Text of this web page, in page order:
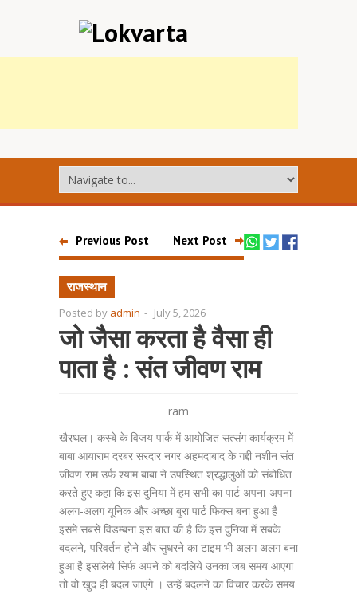
Previous Post Next Post
राजस्थान
Posted by admin - July 5, 2026
जो जैसा करता है वैसा ही
पाता है : संत जीवण राम
ram
खैरथल। कस्बे के विजय पार्क में आयोजित सत्संग कार्यक्रम में
बाबा आयाराम दरबर सरदार नगर अहमदाबाद के गद्दी नशीन संत
जीवण राम उर्फ श्याम बाबा ने उपस्थित श्रद्धालुओं को संबोधित
करते हुए कहा कि इस दुनिया में हम सभी का पार्ट अपना-अपना
अलग-अलग यूनिक और अच्छा बुरा पार्ट फिक्स बना हुआ है
इसमे सबसे विडम्बना इस बात की है कि इस दुनिया में सबके
बदलने, परिवर्तन होने और सुधरने का टाइम भी अलग अलग बना
हुआ है इसलिये सिर्फ अपने को बदलिये उनका जब समय आएगा
तो वो खुद ही बदल जाएंगे । उन्हें बदलने का विचार करके समय